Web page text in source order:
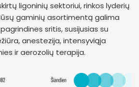
ligoninių sektoriui, rinkos lyderių
gaminių asortimentą galima
sritis, susijusias su
anestezija, intensyviąja
ir aerozolių terapija.